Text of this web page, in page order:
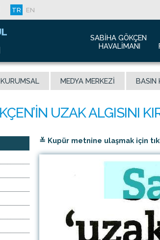
TR EN
SABIHA GÖKÇEN
HAVALIMANI
Hakkımızda
Havalimanı Trafik
Ödüllerimiz
İletişim Bilgileri
Sabiha Gökçen
Malaysia
KURUMSAL MEDYA MERKEZI BASIN
≚ Kupür metnine ulaşmak için